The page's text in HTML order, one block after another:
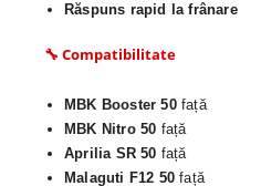
Răspuns rapid la frânare
🔧 Compatibilitate
MBK Booster 50față
MBK Nitro 50 față
Aprilia SR 50 față
Malaguti F12 50 față